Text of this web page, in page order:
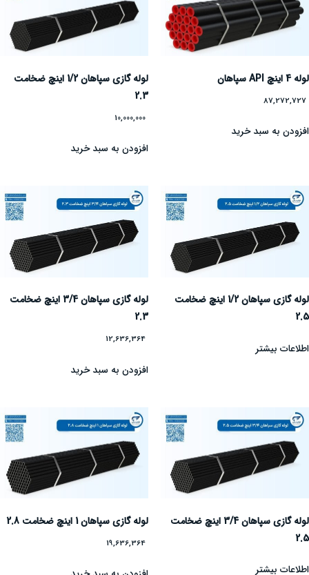
لوله 4 اینچ API سپاهان
87,272,727
افزودن به سبد خرید
لوله گازی سپاهان 1/2 اینچ ضخامت
2.3
10,000,000
افزودن به سبد خرید
لوله گازی سپاهان 1/2 اینچ ضخامت
2.5
اطلاعات بیشتر
لوله گازی سپاهان 3/4 اینچ ضخامت
2.3
12,636,364
افزودن به سبد خرید
لوله گازی سپاهان 3/4 اینچ ضخامت
2.5
اطلاعات بیشتر
لوله گازی سپاهان 1 اینچ ضخامت 2.8
19,636,364